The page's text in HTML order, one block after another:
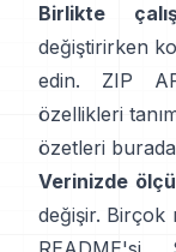
Birlikte
değiştirirken
edin. ZIP
özellikleri
özetleri burada
Verinizde
değişir. Birçok